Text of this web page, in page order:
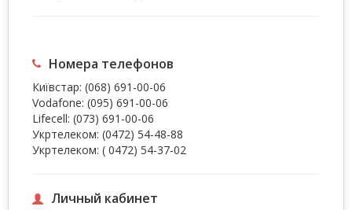
Номера телефонов
Київстар: (068) 691-00-06
Vodafone: (095) 691-00-06
Lifecell: (073) 691-00-06
Укртелеком: (0472) 54-48-88
Укртелеком: ( 0472) 54-37-02
Личный кабинет